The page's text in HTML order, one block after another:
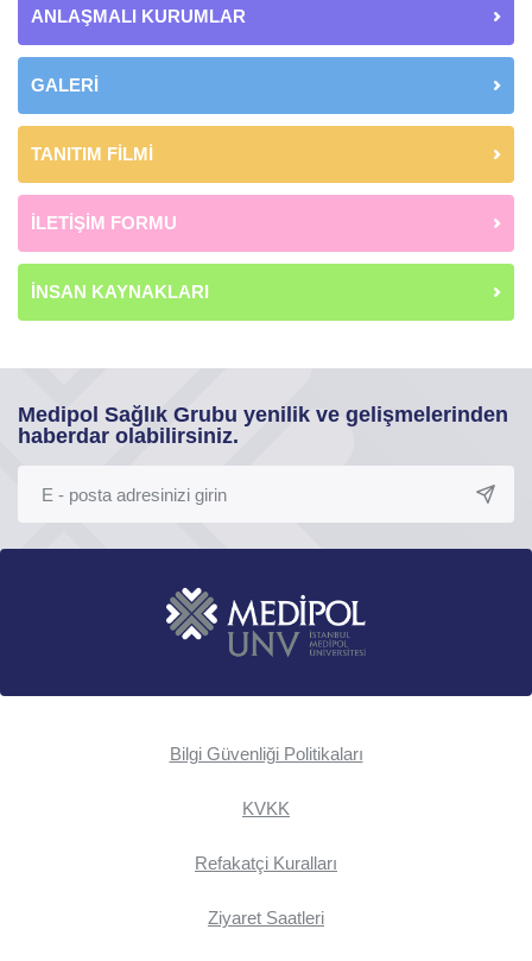
ANLAŞMALI KURUMLAR
GALERİ
TANITIM FİLMİ
İLETİŞİM FORMU
İNSAN KAYNAKLARI
Medipol Sağlık Grubu yenilik ve gelişmelerinden
haberdar olabilirsiniz.
Bilgi Güvenliği Politikaları
KVKK
Refakatçi Kuralları
Ziyaret Saatleri